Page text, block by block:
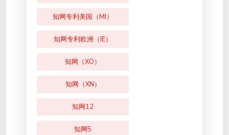
知网专利美国（MI）
知网专利欧洲（IE）
知网（XO）
知网（XN）
知网12
知网5